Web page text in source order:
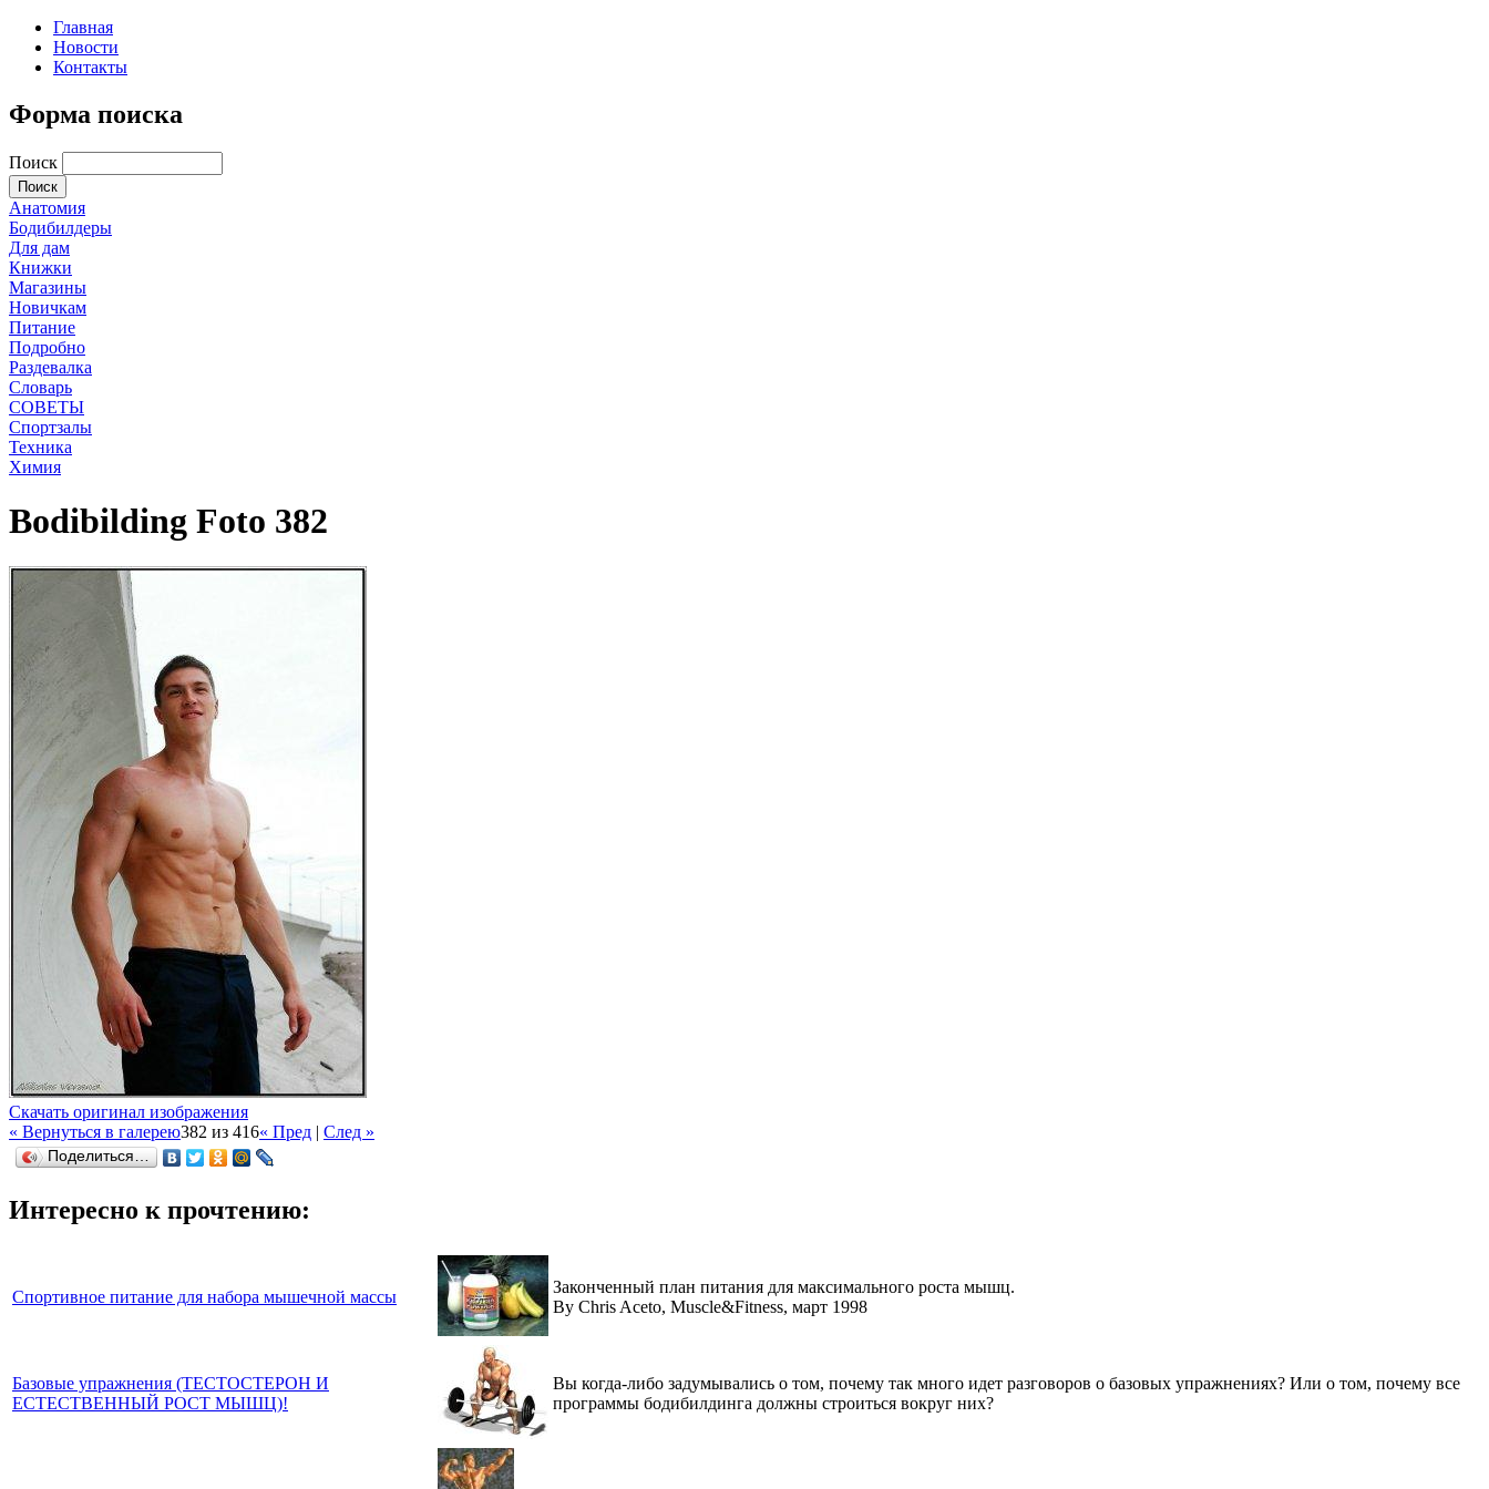
Главная
Новости
Контакты
Форма поиска
Поиск
Анатомия
Бодибилдеры
Для дам
Книжки
Магазины
Новичкам
Питание
Подробно
Раздевалка
Словарь
СОВЕТЫ
Спортзалы
Техника
Химия
Bodibilding Foto 382
Скачать оригинал изображения
« Вернуться в галерею382 из 416« Пред | След »
Поделиться…
Интересно к прочтению:
Спортивное питание для набора мышечной массы
Законченный план питания для максимального роста мышц.
By Chris Aceto, Muscle&Fitness, март 1998
Базовые упражнения (ТЕСТОСТЕРОН И
ЕСТЕСТВЕННЫЙ РОСТ МЫШЦ)!
Вы когда-либо задумывались о том, почему так много идет разговоров о базовых упражнениях? Или о том, почему все
программы бодибилдинга должны строиться вокруг них?